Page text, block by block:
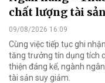
chất lượng tài sản
09/08/2026 16:09
Cùng việc tiếp tục ghi
tăng trưởng tín dụng tích
thiện đáng kể, ngành
tài sản suy giảm.